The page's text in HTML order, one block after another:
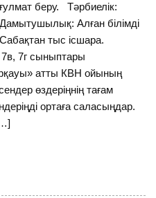
беру. Тәрбиелік:
Дамытушылық: Алған білімді
Сабақтан тыс ісшара.
7в, 7г сыныптары
атты КВН ойының
өздеріңнің тағам
ортаға саласыңдар.